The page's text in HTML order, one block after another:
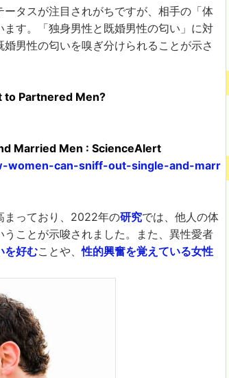
タスが注目されがちですが、相手の「体
す。「独身男性と既婚男性の匂い」に対
男性の匂いを嗅ぎ分けられることが示さ
to Partnered Men?
Married Men : ScienceAlert
women-can-sniff-out-single-and-marr
まっており、2022年の研究では、他人の体
ことが示唆されました。また、異性愛者
を好むことや、性的興奮を覚えている女性